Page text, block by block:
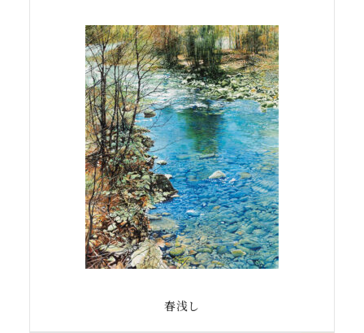
春浅し